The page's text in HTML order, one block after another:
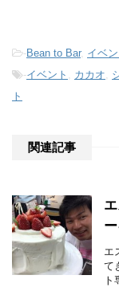
-Bean to Bar, イベン
-イベント カカオ
ト
関連記事
エ
て